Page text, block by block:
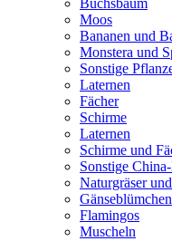
Moos
Bananen und
Monstera und
Sonstige
Laternen
Fächer
Schirme
Laternen
Schirme und
Sonstige
Naturgräser
Gänseblümchen
Flamingos
Muscheln